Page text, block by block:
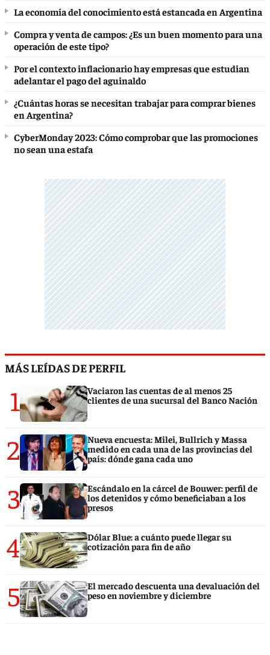
La economía del conocimiento está estancada en Argentina
Compra y venta de campos: ¿Es un buen momento para una
operación de este tipo?
Por el contexto inflacionario hay empresas que estudian
adelantar el pago del aguinaldo
¿Cuántas horas se necesitan trabajar para comprar bienes
en Argentina?
CyberMonday 2023: Cómo comprobar que las promociones
no sean una estafa
MÁS LEÍDAS DE PERFIL
1
Vaciaron las cuentas de al menos 25
clientes de una sucursal del Banco Nación
2
Nueva encuesta: Milei, Bullrich y Massa
medido en cada una de las provincias del
país: dónde gana cada uno
3
Escándalo en la cárcel de Bouwer: perfil de
los detenidos y cómo beneficiaban a los
presos
4
Dólar Blue: a cuánto puede llegar su
cotización para fin de año
5
El mercado descuenta una devaluación del
peso en noviembre y diciembre